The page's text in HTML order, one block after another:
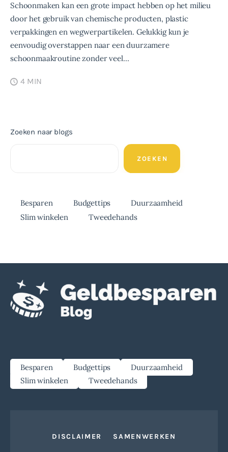
Schoonmaken kan een grote impact hebben op het milieu
door het gebruik van chemische producten, plastic
verpakkingen en wegwerpartikelen. Gelukkig kun je
eenvoudig overstappen naar een duurzamere
schoonmaakroutine zonder veel…
4 MIN
Zoeken naar blogs
ZOEKEN
Besparen Budgettips
Duurzaamheid
Slim winkelen
Tweedehands
Besparen Budgettips
Duurzaamheid
Slim winkelen
Tweedehands
DISCLAIMER SAMENWERKEN